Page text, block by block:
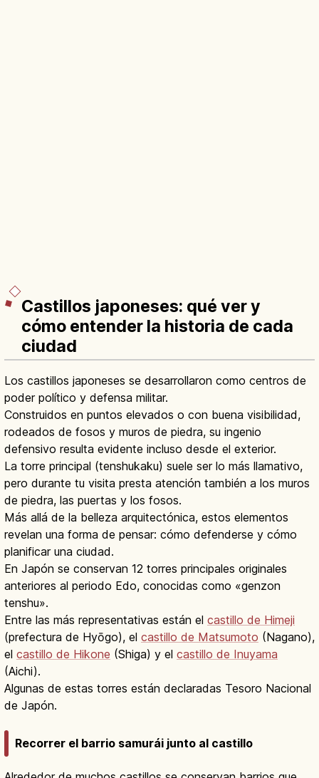
Castillos japoneses: qué ver y
cómo entender la historia de cada
ciudad
Los castillos japoneses se desarrollaron como centros de
poder político y defensa militar.
Construidos en puntos elevados o con buena visibilidad,
rodeados de fosos y muros de piedra, su ingenio
defensivo resulta evidente incluso desde el exterior.
La torre principal (tenshukaku) suele ser lo más llamativo,
pero durante tu visita presta atención también a los muros
de piedra, las puertas y los fosos.
Más allá de la belleza arquitectónica, estos elementos
revelan una forma de pensar: cómo defenderse y cómo
planificar una ciudad.
En Japón se conservan 12 torres principales originales
anteriores al periodo Edo, conocidas como «genzon
tenshu».
Entre las más representativas están el castillo de Himeji
(prefectura de Hyōgo), el castillo de Matsumoto (Nagano),
el castillo de Hikone (Shiga) y el castillo de Inuyama
(Aichi).
Algunas de estas torres están declaradas Tesoro Nacional
de Japón.
Recorrer el barrio samurái junto al castillo